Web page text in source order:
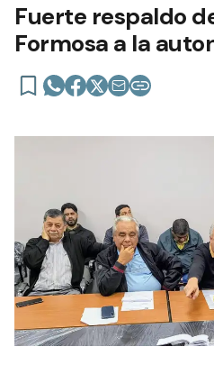
Fuerte respaldo
Formosa a la